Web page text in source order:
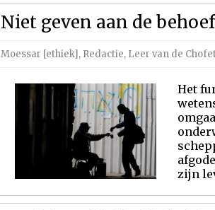
Niet geven aan de
Moessar [ethiek], Redactie, Leer van de
Het
zijn